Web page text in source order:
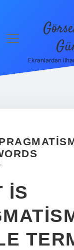
menüyü
Ekranlardan
IS